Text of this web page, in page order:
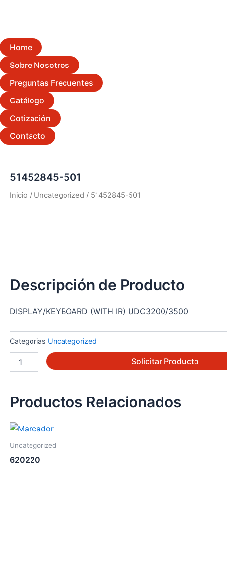
Home
Sobre Nosotros
Preguntas Frecuentes
Catálogo
Cotización
Contacto
51452845-501
Inicio / Uncategorized / 51452845-501
Descripción de Producto
DISPLAY/KEYBOARD (WITH IR) UDC3200/3500
Categorias Uncategorized
51452845-
501
Solicitar Producto
Productos Relacionados
Uncategorized
620220